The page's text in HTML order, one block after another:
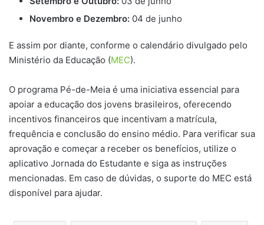
Novembro e Dezembro: 04 de junho
E assim por diante, conforme o calendário divulgado pelo
Ministério da Educação (MEC).
O programa Pé-de-Meia é uma iniciativa essencial para
apoiar a educação dos jovens brasileiros, oferecendo
incentivos financeiros que incentivam a matrícula,
frequência e conclusão do ensino médio. Para verificar sua
aprovação e começar a receber os benefícios, utilize o
aplicativo Jornada do Estudante e siga as instruções
mencionadas. Em caso de dúvidas, o suporte do MEC está
disponível para ajudar.